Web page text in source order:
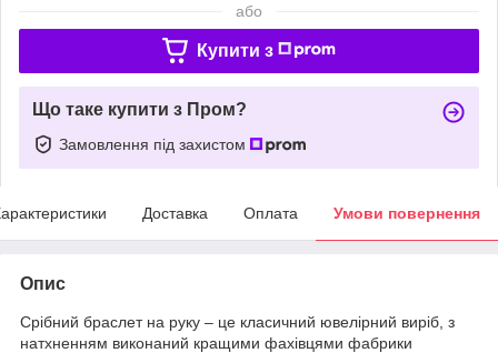
або
Купити з
Що таке купити з Пром?
Замовлення під захистом
Доставка Оплата Умови повернення
Опис
Срібний браслет на руку – це класичний ювелірний виріб, з
натхненням виконаний кращими фахівцями фабрики